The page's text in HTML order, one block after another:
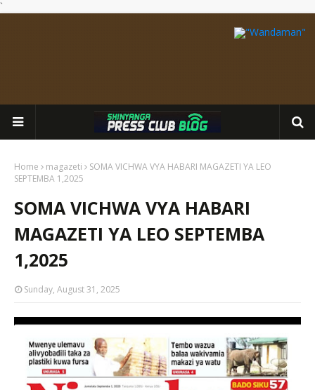
`
Home magazeti
SOMA VICHWA VYA HABARI MAGAZETI YA LEO
SEPTEMBA 1,2025
SOMA VICHWA VYA HABARI
MAGAZETI YA LEO SEPTEMBA
1,2025
Sunday, August 31, 2025